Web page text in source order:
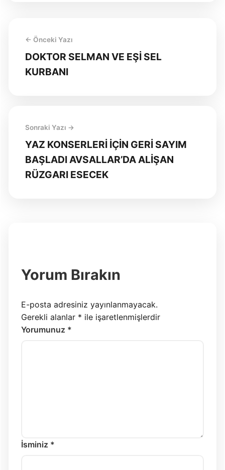
← Önceki Yazı
DOKTOR SELMAN VE EŞİ SEL
KURBANI
Sonraki Yazı →
YAZ KONSERLERİ İÇİN GERİ SAYIM
BAŞLADI AVSALLAR’DA ALİŞAN
RÜZGARI ESECEK
Yorum Bırakın
E-posta adresiniz yayınlanmayacak.
Gerekli alanlar * ile işaretlenmişlerdir
Yorumunuz *
İsminiz *